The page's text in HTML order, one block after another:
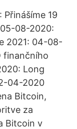
Přinášíme 19
08-2020:
2021: 04-08-
finančního
Long
04-2020
Bitcoin,
za
Bitcoin v